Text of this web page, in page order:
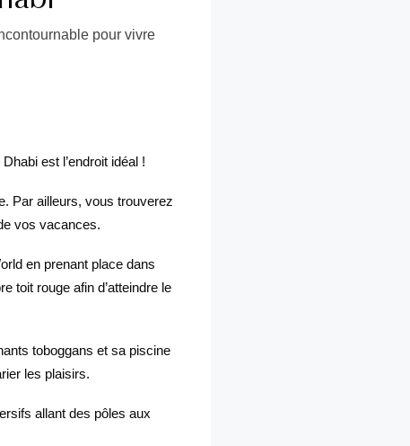
pour vivre
est l’endroit idéal !
Par ailleurs, vous trouverez
vos vacances.
en prenant place dans
toit rouge afin d’atteindre le
toboggans et sa piscine
les plaisirs.
allant des pôles aux